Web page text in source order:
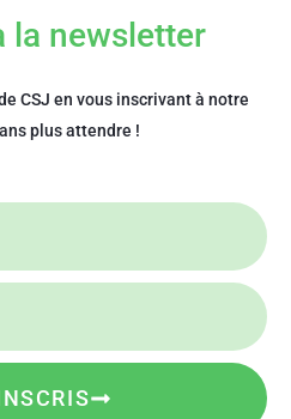
la newsletter
CSJ en vous inscrivant à notre
plus attendre !